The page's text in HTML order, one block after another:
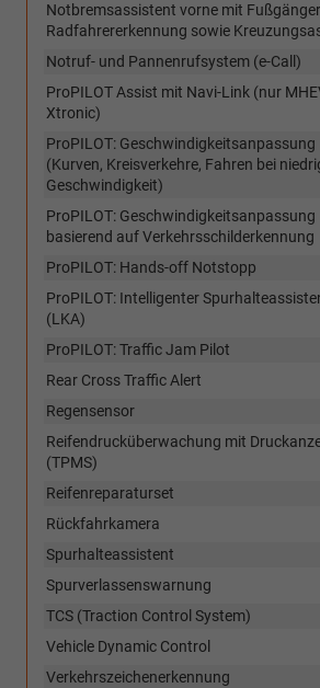
Notbremsassistent vorne mit
Radfahrererkennung sowie
Notruf- und Pannenrufsystem (e-Call)
ProPILOT Assist mit Navi-Link (nur
Xtronic)
ProPILOT: Geschwindigkeitsanpassung
(Kurven, Kreisverkehre, Fahren bei
Geschwindigkeit)
ProPILOT: Geschwindigkeitsanpassung
basierend auf Verkehrsschilderkennung
ProPILOT: Hands-off Notstopp
ProPILOT: Intelligenter
(LKA)
ProPILOT: Traffic Jam Pilot
Rear Cross Traffic Alert
Regensensor
Reifendrucküberwachung mit
(TPMS)
Reifenreparaturset
Rückfahrkamera
Spurhalteassistent
Spurverlassenswarnung
TCS (Traction Control System)
Vehicle Dynamic Control
Verkehrszeichenerkennung